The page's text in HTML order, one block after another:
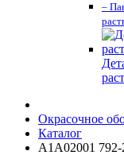
–
Окрасочное
Каталог
A1A02001